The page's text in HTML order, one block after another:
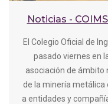
Noticias -
El Colegio Oficial de
pasado viernes en
asociación de ámbito
de la minería metálica
a entidades y